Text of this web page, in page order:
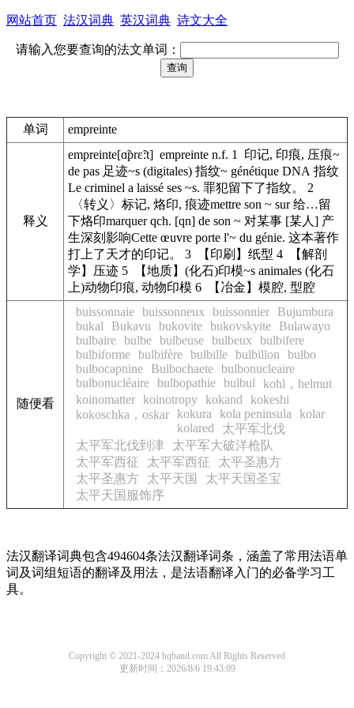
网站首页 法汉词典 英汉词典 诗文大全
请输入您要查询的法文单词：
单词 empreinte
释义
empreinte[ɑ̃prɛ̃:t] empreinte n.f. 1 印记, 印痕, 压痕~
de pas 足迹~s (digitales) 指纹~ génétique DNA 指纹
Le criminel a laissé ses ~s. 罪犯留下了指纹。 2
〈转义〉标记, 烙印, 痕迹mettre son ~ sur 给…留
下烙印marquer qch. [qn] de son ~ 对某事 [某人] 产
生深刻影响Cette œuvre porte l'~ du génie. 这本著作
打上了天才的印记。 3 【印刷】纸型 4 【解剖
学】压迹 5 【地质】(化石)印模~s animales (化石
上)动物印痕, 动物印模 6 【冶金】模腔, 型腔
随便看
buissonnaie buissonneux buissonnier
Bujumbura
bukal
Bukavu bukovite bukovskyite
Bulawayo
bulbaire bulbe bulbeuse bulbeux
bulbifere
bulbiforme bulbifère bulbille bulbillon
bulbo
bulbocapnine
Bulbochaete bulbonucleaire
bulbonucléaire bulbopathie bulbul
kohl，helmut
koinomatter koinotropy kokand
kokeshi
kokoschka，oskar kokura kola peninsula
kolar
kolared
太平军北伐
太平军北伐到津
太平军大破洋枪队
太平军西征
太平军西征
太平圣惠方
太平圣惠方
太平天国
太平天国圣宝
太平天国服饰序
法汉翻译词典包含494604条法汉翻译词条，涵盖了常用法语单
词及词组短语的翻译及用法，是法语翻译入门的必备学习工
具。
Copyright © 2021-2024 hqband.com All Rights Reserved
更新时间：2026/8/6 19:43:09